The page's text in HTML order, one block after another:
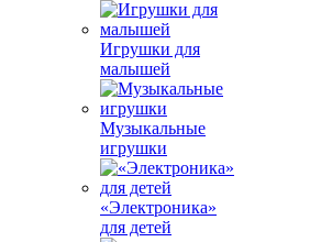
Игрушки для
малышей
Музыкальные
игрушки
«Электроника»
для детей